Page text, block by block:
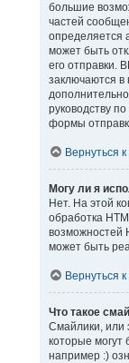
большие
частей
определяется
может быть
его отправки.
заключаются в
руководству
формы
Вернуться
Могу ли я
Нет. На этой
обработка
возможностей
может быть
Вернуться
Что такое
Смайлики, или
которые могут
например :)